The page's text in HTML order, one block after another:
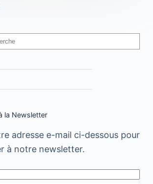
la Newsletter
adresse e-mail ci-dessous pour
à notre newsletter.